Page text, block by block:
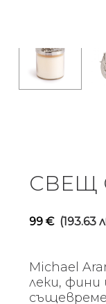
СВЕЩ
99 € (193.63
Michael
леки, фини